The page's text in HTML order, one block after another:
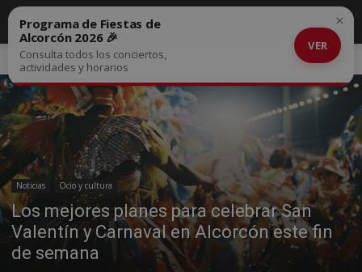
Inicio Noticias
Noticias Ocio y cultura
Los mejores planes para celebrar San
Valentín y Carnaval en Alcorcón este fin
de semana
Programa de Fiestas de
Alcorcón 2026 🎉
Consulta todos los conciertos,
actividades y horarios
VER
×